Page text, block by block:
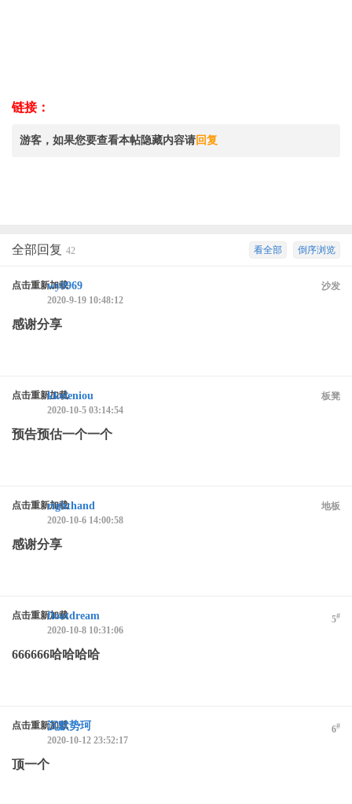
链接：
游客，如果您要查看本帖隐藏内容请回复
倒序浏览
看全部
全部回复 42
点击重新加载 沙发
wy8969
2020-9-19 10:48:12
感谢分享
点击重新加载 板凳
kkeleniou
2020-10-5 03:14:54
预告预估一个一个
点击重新加载 地板
righthand
2020-10-6 14:00:58
感谢分享
点击重新加载 5#
floatdream
2020-10-8 10:31:06
666666哈哈哈哈
点击重新加载 6#
沉默势珂
2020-10-12 23:52:17
顶一个